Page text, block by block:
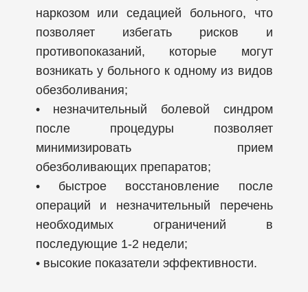
наркозом или седацией больного, что
позволяет избегать рисков и
противопоказаний, которые могут
возникать у больного к одному из видов
обезболивания;
• незначительный болевой синдром
после процедуры позволяет
минимизировать прием
обезболивающих препаратов;
• быстрое восстановление после
операций и незначительный перечень
необходимых ограничений в
последующие 1-2 недели;
• высокие показатели эффективности.